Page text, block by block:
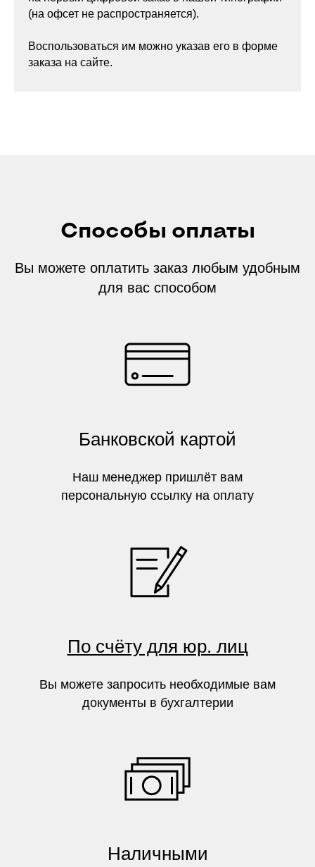
(на офсет не распространяется).
Воспользоваться им можно указав его в форме
заказа на сайте.
Способы оплаты
Вы можете оплатить заказ любым удобным
для вас способом
Банковской картой
Наш менеджер пришлёт вам
персональную ссылку на оплату
По счёту для юр. лиц
Вы можете запросить необходимые вам
документы в бухгалтерии
Наличными